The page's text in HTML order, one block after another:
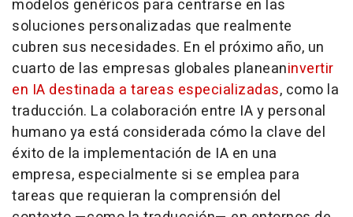
modelos genéricos para centrarse en las
soluciones personalizadas que realmente
cubren sus necesidades. En el próximo año, un
cuarto de las empresas globales planeaninvertir
en IA destinada a tareas especializadas, como la
traducción. La colaboración entre IA y personal
humano ya está considerada cómo la clave del
éxito de la implementación de IA en una
empresa, especialmente si se emplea para
tareas que requieran la comprensión del